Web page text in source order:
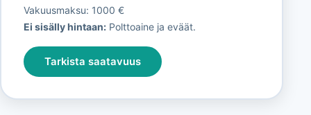
Vakuusmaksu: 1000 €
Ei sisälly hintaan:Polttoaine ja eväät.
Tarkista saatavuus